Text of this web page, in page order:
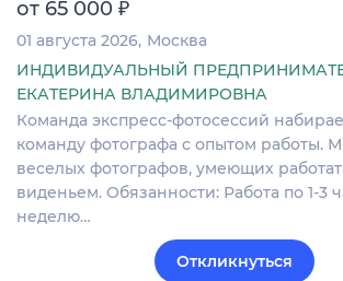
от 65 000 ₽
01 августа 2026 Москва
ИНДИВИДУАЛЬНЫЙ
ЕКАТЕРИНА ВЛАДИМИРОВНА
Команда экспресс-фотосессий
команду фотографа с опытом работы.
веселых фотографов, умеющих
виденьем. Обязанности: Работа по 1-3
неделю…
Откликнуться